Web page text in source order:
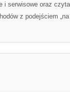
i serwisowe oraz
z podejściem